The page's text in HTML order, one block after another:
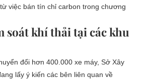
việc bán tín chỉ carbon trong chương
soát khí thải tại các khu
đổi hơn 400.000 xe máy, Sở Xây
lấy ý kiến các bên liên quan về